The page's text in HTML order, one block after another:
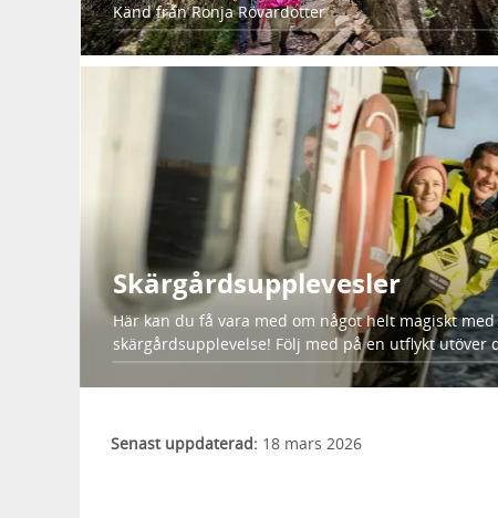
Känd från Ronja Rövardotter
Skärgårdsupplevesler
Här kan du få vara med om något helt magiskt
skärgårdsupplevelse! Följ med på en utflykt utöver
Senast uppdaterad: 18 mars 2026